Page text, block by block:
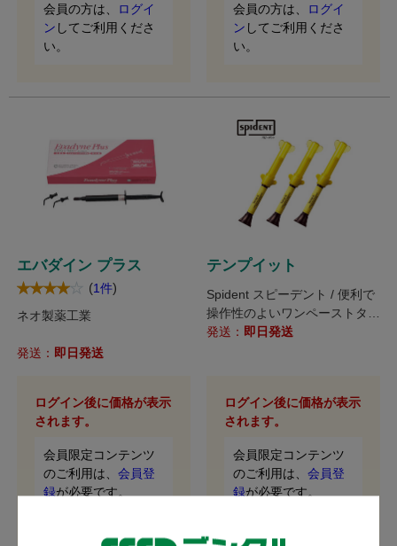
会員の方は、
ログイ
ン してご利用くださ
い。
会員の方は、
ログイ
ン してご利用くださ
い。
エバダイン プラス
(1件)
ネオ製薬工業
発送： 即日発送
ログイン後に価格が表示
されます。
会員限定コンテンツ
のご利用は、 会員登
録が必要です。
テンプイット
Spident スピーデント / 便利で
操作性のよいワンペーストタイ
プ。
発送： 即日発送
ログイン後に価格が表示
されます。
会員限定コンテンツ
のご利用は、 会員登
録が必要です。